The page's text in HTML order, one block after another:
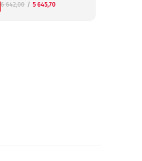
6 642,00 5 645,70